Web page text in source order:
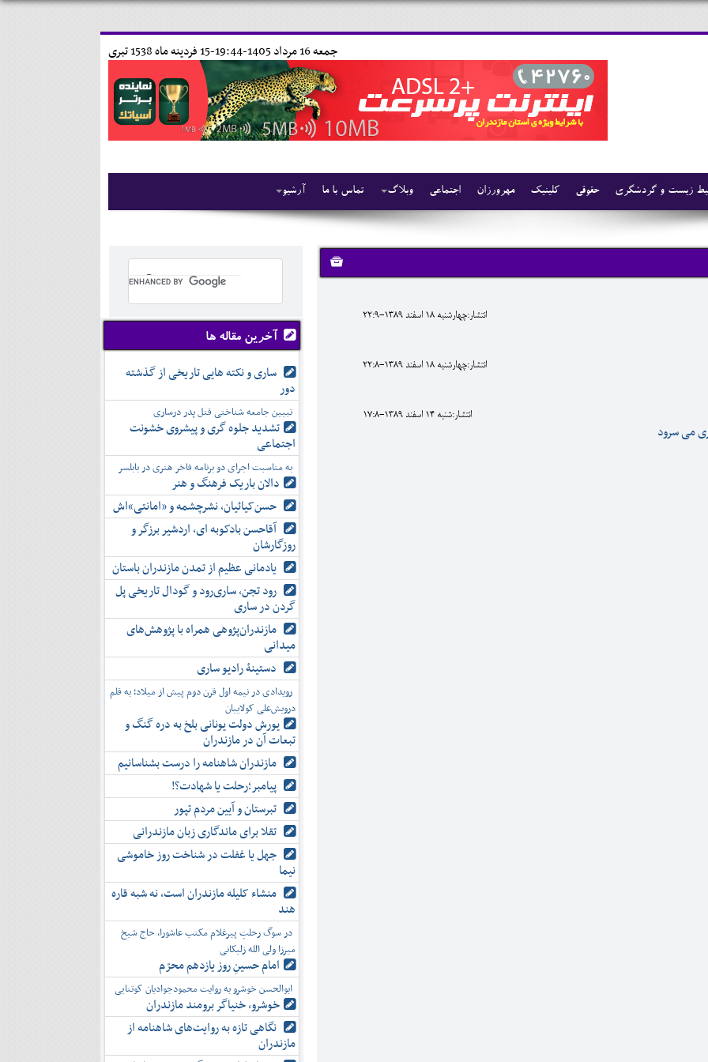
15 فردينه ماه 1538 تبری جمعه 16 مرداد 1405-19:44-
آرشیو تماس با ما وبلاگ اجتماعی مهرورزان کلینیک حقوقی زیست و گردشگری
انتشار:چهارشنبه 18 اسفند 1389-22:9
انتشار:چهارشنبه 18 اسفند 1389-22:8
انتشار:شنبه 14 اسفند 1389-17:8
می سرود
آخرین مقاله ها
ساری و نکته هایی تاریخی از گذشته
دور
تبیین جامعه شناختی قتل پدر درساری
تشدید جلوه‌ گری و پیشروی خشونت
اجتماعی
به مناسبت اجرای دو برنامه فاخر هنری در بابلسر
دالان باریک فرهنگ و هنر
حسن‌کیائیان، نشرچشمه و «امانتی»اش
آقاحسن بادکوبه ای، اردشیر برزگر و
روزگارشان
یادمانی عظیم از تمدن مازندران باستان
رود تجن، ساری‌رود و گودال تاریخی پل
گردن در ساری
مازندران‌پژوهی همراه با پژوهش‌های
میدانی
دستینۀ رادیو ساری
رویدادی در نیمه اول قرن دوم پیش از میلاد؛ به قلم
درویش‌علی کولاییان
یورش دولت یونانی بلخ به دره گنگ و
تبعات آن در مازندران
مازندران شاهنامه را درست بشناسانیم
پیامبر؛رحلت یا شهادت؟!
تبرستان و آیین مردم تپور
تقلا برای ماندگاری زبان مازندرانی
جهل یا غفلت در شناخت روز خاموشی
نیما
منشاء کلیله مازندران است، نه شبه قاره
هند
در سوگ رحلتِ پیرغلام مکتب عاشورا، حاج شیخ
میرزا ولی الله زلیکانی
امام حسینِ روز یازدهم محرّم
ابوالحسن خوشرو به روایت محمودجوادیان کوتنایی
خوشرو، خنياگر برومند مازندران
نگاهی تازه به روایت‌های شاهنامه از
مازندران